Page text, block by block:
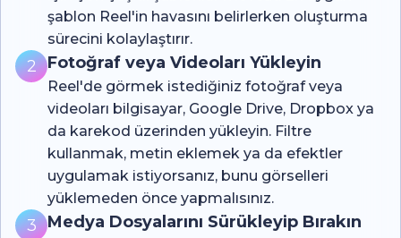
şablon Reel'in havasını belirlerken oluşturma
sürecini kolaylaştırır.
2 Fotoğraf veya Videoları Yükleyin
Reel'de görmek istediğiniz fotoğraf veya
videoları bilgisayar, Google Drive, Dropbox ya
da karekod üzerinden yükleyin. Filtre
kullanmak, metin eklemek ya da efektler
uygulamak istiyorsanız, bunu görselleri
yüklemeden önce yapmalısınız.
3 Medya Dosyalarını Sürükleyip Bırakın